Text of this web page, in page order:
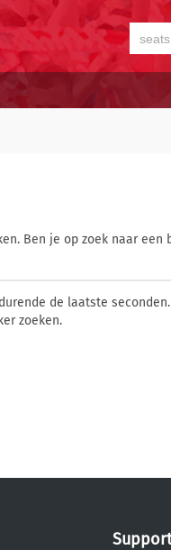
Ben je op zoek naar
de laatste
zoeken.